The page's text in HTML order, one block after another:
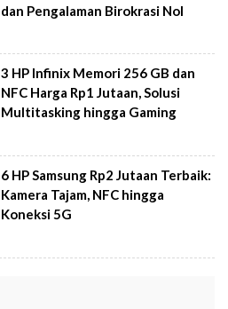
dan Pengalaman Birokrasi Nol
3 HP Infinix Memori 256 GB dan
NFC Harga Rp1 Jutaan, Solusi
Multitasking hingga Gaming
6 HP Samsung Rp2 Jutaan Terbaik:
Kamera Tajam, NFC hingga
Koneksi 5G